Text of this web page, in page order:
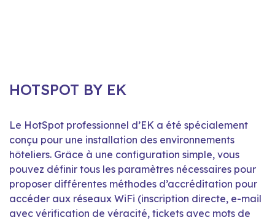
HOTSPOT BY EK
Le HotSpot professionnel d’EK a été spécialement
conçu pour une installation des environnements
hôteliers. Grâce à une configuration simple, vous
pouvez définir tous les paramètres nécessaires pour
proposer différentes méthodes d’accréditation pour
accéder aux réseaux WiFi (inscription directe, e-mail
avec vérification de véracité, tickets avec mots de